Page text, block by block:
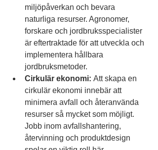
miljöpåverkan och bevara
naturliga resurser. Agronomer,
forskare och jordbruksspecialister
är eftertraktade för att utveckla och
implementera hållbara
jordbruksmetoder.
Cirkulär ekonomi: Att skapa en
cirkulär ekonomi innebär att
minimera avfall och återanvända
resurser så mycket som möjligt.
Jobb inom avfallshantering,
återvinning och produktdesign